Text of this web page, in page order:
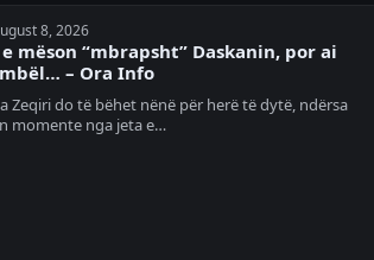
8, 2026
mëson “mbrapsht” Daskanin, por ai
– Ora Info
Zeqiri do të bëhet nënë për herë të dytë, ndërsa
momente nga jeta e…